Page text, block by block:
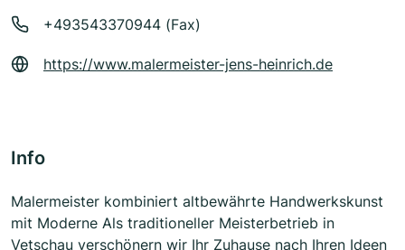
+493543370944 (Fax)
https://www.malermeister-jens-heinrich.de
Info
Malermeister kombiniert altbewährte Handwerkskunst
mit Moderne Als traditioneller Meisterbetrieb in
Vetschau verschönern wir Ihr Zuhause nach Ihren Ideen